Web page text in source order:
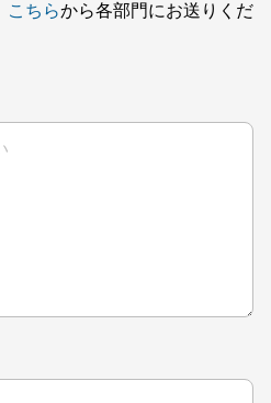
こちらから各部門にお送りくだ